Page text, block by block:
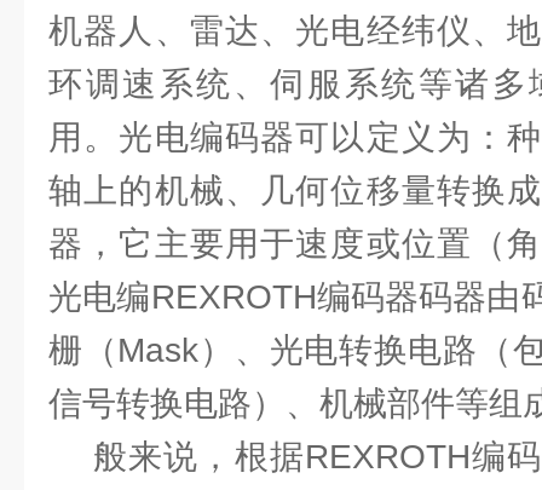
机器人、雷达、光电经纬仪、
环调速系统、伺服系统等诸多
用。光电编码器可以定义为：
轴上的机械、几何位移量转换
器，它主要用于速度或位置（
光电编REXROTH编码器码器由
栅（Mask）、光电转换电路（
信号转换电路）、机械部件等组
般来说，根据REXROTH编